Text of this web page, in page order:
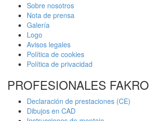
Sobre nosotros
Nota de prensa
Galería
Logo
Avisos legales
Política de cookies
Política de privacidad
PROFESIONALES FAKRO
Declaración de prestaciones (CE)
Dibujos en CAD